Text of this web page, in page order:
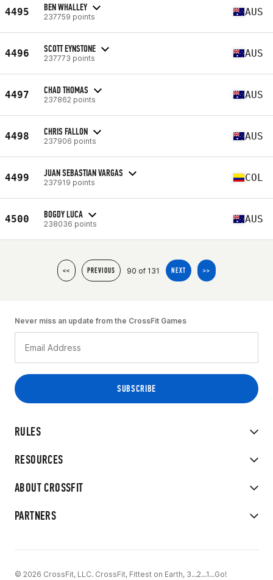
4495 BEN WHALLEY
237759 points AUS
4496 SCOTT EYNSTONE
237773 points AUS
4497 CHAD THOMAS
237862 points AUS
4498 CHRIS FALLON
237906 points AUS
4499 JUAN SEBASTIAN VARGAS
237919 points COL
4500 BOGDY LUCA
238036 points AUS
<< PREVIOUS 90 of 131 NEXT >>
RULES
RESOURCES
ABOUT CROSSFIT
PARTNERS
Never miss an update from the CrossFit Games
© 2026 CrossFit, LLC. CrossFit, Fittest on Earth, 3...2...1...Go!